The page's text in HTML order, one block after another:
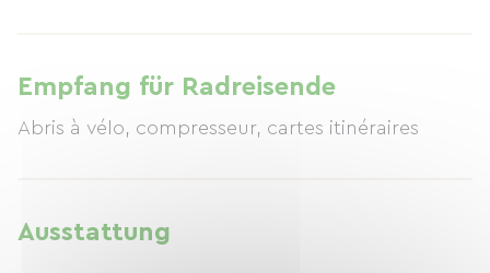
bietet vier sehr geräumige Schlafzimmer mit
allen modernen Annehmlichkeiten (TV, Internet,
Klimaanlage). Jedes Zimmer hat seinen eigenen,
Himmelbett, das „Indigo“ in Pastelltönen, das
„Bambus“ in Anisfarben und schließlich das
Empfang für Radreisende
Abris à vélo, compresseur, cartes itinéraires
Ausstattung